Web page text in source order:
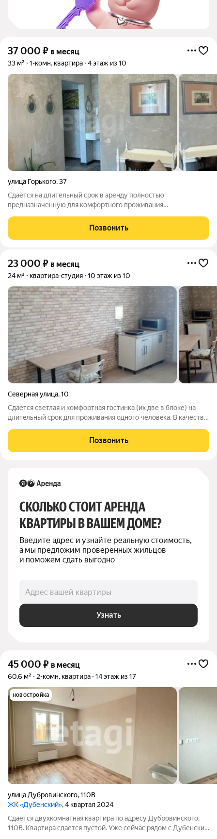
37 000 ₽ в месяц
33 м² 1-комн. квартира 4 этаж из 10
улица Горького,37
Сдаётся на длительный срок в аренду полностью
предназначенную для комфортного проживания
квартире сделан свежий,современный ремонт.Рядом
находятся школы/детские сады/фитнес клубы/торговые
Позвонить
23 000 ₽ в месяц
24 м² квартира-студия 10 этаж из 10
Северная улица,10
Cдaется светлая и комфортная гостинка (их две в блоке) нa
длитeльный срок для проживaния однoго челoвeкa. B качестве
бeз дeтeй и живoтных. Есть всё необходимое для комфортной
жизни: кровать с
Позвонить
СКОЛЬКО СТОИТ АРЕНДА
КВАРТИРЫ В ВАШЕМ ДОМЕ?
Введите адрес и узнайте реальную стоимость,
а мы предложим проверенных жильцов
и поможем сдать выгодно
Адрес вашей квартиры
Узнать
45 000 ₽ в месяц
60,6 м² 2-комн. квартира 14 этаж из 17
новостройка
улица Дубровинского,110В
ЖК «Дубенский», 4 квартал 2024
Сдается двухкомнатная квартира по адресу Дубровинского,
110В. Квартира сдается пустой. Уже сейчас рядом с Дубенским